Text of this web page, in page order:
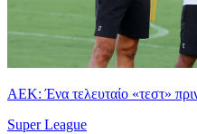
ΑΕΚ: Ένα τελευταίο «τεστ»
Super League